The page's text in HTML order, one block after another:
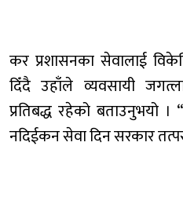
कर प्रशासनका सेवालाई
दिँदै उहाँले व्यवसायी
प्रतिबद्ध रहेको बताउनुभयो
नदिईकन सेवा दिन सरकार